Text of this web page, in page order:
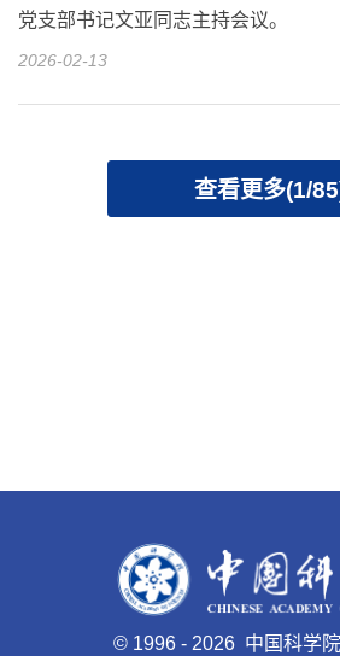
党支部书记文亚同志主持会议。
2026-02-13
查看更多(1/
© 1996 - 2026 中国科学